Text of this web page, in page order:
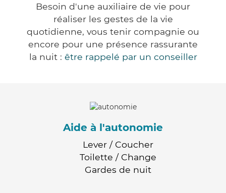
Besoin d'une auxiliaire de vie pour
réaliser les gestes de la vie
quotidienne, vous tenir compagnie ou
encore pour une présence rassurante
la nuit : être rappelé par un conseiller
Aide à l'autonomie
Lever / Coucher
Toilette / Change
Gardes de nuit